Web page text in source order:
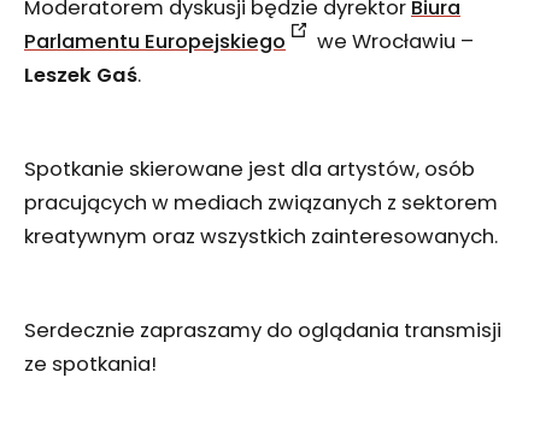
Moderatorem dyskusji będzie dyrektor Biura
Parlamentu Europejskiego
we Wrocławiu –
Leszek Gaś.
Spotkanie skierowane jest dla artystów, osób
pracujących w mediach związanych z sektorem
kreatywnym oraz wszystkich zainteresowanych.
Serdecznie zapraszamy do oglądania transmisji
ze spotkania!